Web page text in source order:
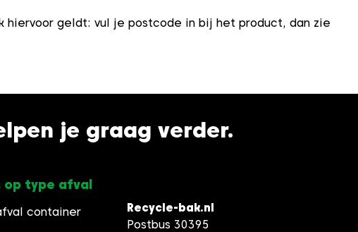
hiervoor geldt: vul je postcode in bij het product, dan zie
je graag verder.
type afval
container
Recycle-bak.nl
Postbus 30395